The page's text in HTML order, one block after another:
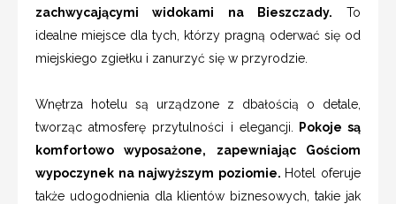
zachwycającymi widokami na Bieszczady. To
idealne miejsce dla tych, którzy pragną oderwać się od
miejskiego zgiełku i zanurzyć się w przyrodzie.
Wnętrza hotelu są urządzone z dbałością o detale,
tworząc atmosferę przytulności i elegancji.
Pokoje są
komfortowo wyposażone, zapewniając Gościom
wypoczynek na najwyższym poziomie. Hotel oferuje
także udogodnienia dla klientów biznesowych, takie jak